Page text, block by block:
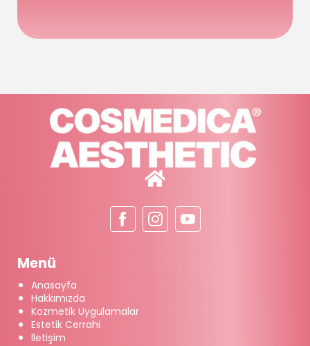
Menü
Anasayfa
Hakkımızda
Kozmetik Uygulamalar
Estetik Cerrahi
İletişim